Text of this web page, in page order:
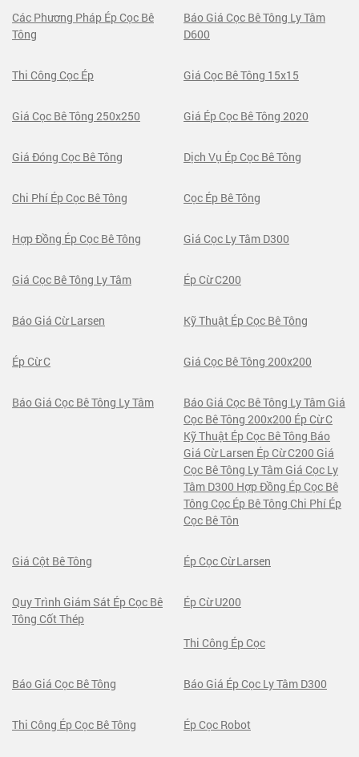
Các Phương Pháp Ép Cọc Bê
Tông
Báo Giá Cọc Bê Tông Ly Tâm
D600
Thi Công Cọc Ép Giá Cọc Bê Tông 15x15
Giá Cọc Bê Tông 250x250 Giá Ép Cọc Bê Tông 2020
Giá Đóng Cọc Bê Tông Dịch Vụ Ép Cọc Bê Tông
Chi Phí Ép Cọc Bê Tông Cọc Ép Bê Tông
Hợp Đồng Ép Cọc Bê Tông Giá Cọc Ly Tâm D300
Giá Cọc Bê Tông Ly Tâm Ép Cừ C200
Báo Giá Cừ Larsen Kỹ Thuật Ép Cọc Bê Tông
Ép Cừ C Giá Cọc Bê Tông 200x200
Báo Giá Cọc Bê Tông Ly Tâm
Báo Giá Cọc Bê Tông Ly Tâm Giá
Cọc Bê Tông 200x200 Ép Cừ C
Kỹ Thuật Ép Cọc Bê Tông Báo
Giá Cừ Larsen Ép Cừ C200 Giá
Cọc Bê Tông Ly Tâm Giá Cọc Ly
Tâm D300 Hợp Đồng Ép Cọc Bê
Tông Cọc Ép Bê Tông Chi Phí Ép
Cọc Bê Tôn
Giá Cột Bê Tông Ép Cọc Cừ Larsen
Quy Trình Giám Sát Ép Cọc Bê
Tông Cốt Thép
Ép Cừ U200
Thi Công Ép Cọc
Báo Giá Cọc Bê Tông Báo Giá Ép Cọc Ly Tâm D300
Thi Công Ép Cọc Bê Tông Ép Cọc Robot